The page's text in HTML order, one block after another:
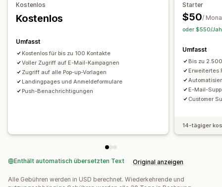
Willkommens-E-Mails
Preissenkungs-E-Mails
Rückgewinnungs-E-Mails
Drip-Kampagnen Umfragen Individuelle Kampagnen
Kampagnen verwalten
Editor-Tool Vorlagen KI-Generierung
Individueller Code
SMS-Erfassungsliste
APIs und Webhooks
Retargeting
Abonnentenverwaltung
Automatische Benachrichtigungen
Einstellungen verwalten Geolokalisierung
Abonnentenliste Opt-in Listenbereinigung
Segmente
Conversion-Tracking Engagement-Tracking
Kostenlos
Kostenlos
Umfasst
Kostenlos für bis zu 100 Kontakte
Voller Zugriff auf E-Mail-Kampagnen
Zugriff auf alle Pop-up-Vorlagen
Landingpages und Anmeldeformulare
Push-Benachrichtigungen
Starter
$50/
oder $550/
Umfasst
Bis zu
Erweitertes
E-Mail-
Customer
14-tägiger
Enthält automatisch übersetzten Text Original anzeigen
Alle Gebühren werden in USD berechnet. Wiederkehrende und